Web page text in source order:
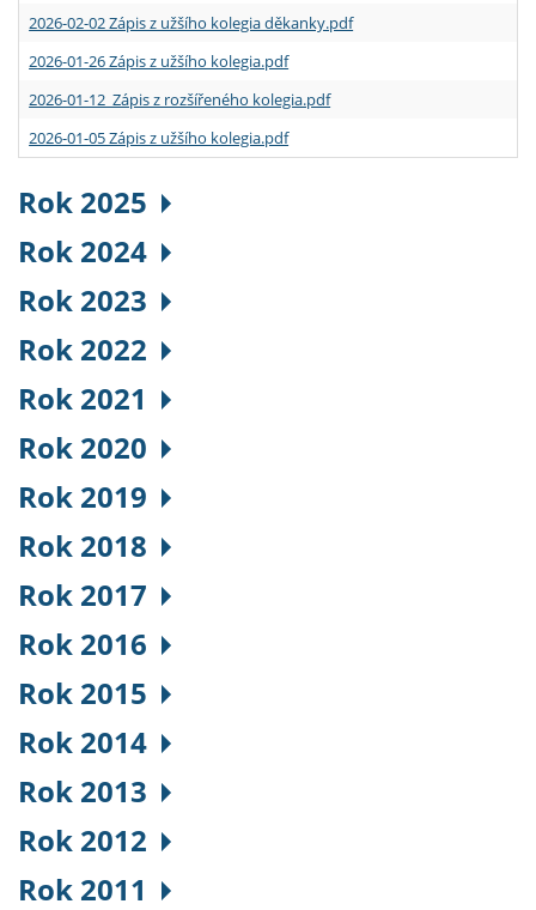
2026-02-02 Zápis z užšího kolegia děkanky.pdf
2026-01-26 Zápis z užšího kolegia.pdf
2026-01-12 Zápis z rozšířeného kolegia.pdf
2026-01-05 Zápis z užšího kolegia.pdf
Rok 2025
Rok 2024
Rok 2023
Rok 2022
Rok 2021
Rok 2020
Rok 2019
Rok 2018
Rok 2017
Rok 2016
Rok 2015
Rok 2014
Rok 2013
Rok 2012
Rok 2011